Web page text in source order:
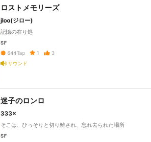
ロストメモリーズ
jloo(ジロー)
記憶の在り処
SF
644Tap 1
3
サウンド
迷子のロンロ
333×
そこは、ひっそりと切り離され、忘れ去られた場所
SF